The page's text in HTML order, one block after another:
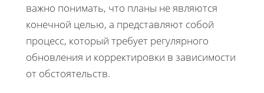
важно понимать, что планы не являются
конечной целью, а представляют собой
процесс, который требует регулярного
обновления и корректировки в зависимости
от обстоятельств.